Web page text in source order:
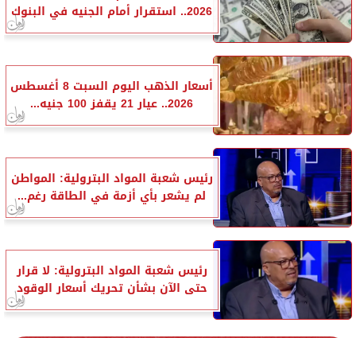
2026.. استقرار أمام الجنيه في البنوك
أسعار الذهب اليوم السبت 8 أغسطس
2026.. عيار 21 يقفز 100 جنيه...
رئيس شعبة المواد البترولية: المواطن
لم يشعر بأي أزمة في الطاقة رغم...
رئيس شعبة المواد البترولية: لا قرار
حتى الآن بشأن تحريك أسعار الوقود